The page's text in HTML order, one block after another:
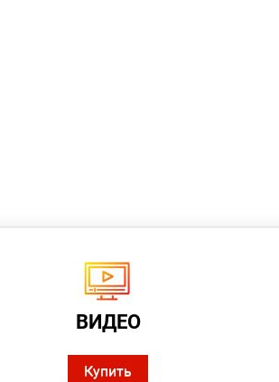
ВИДЕО
Купить